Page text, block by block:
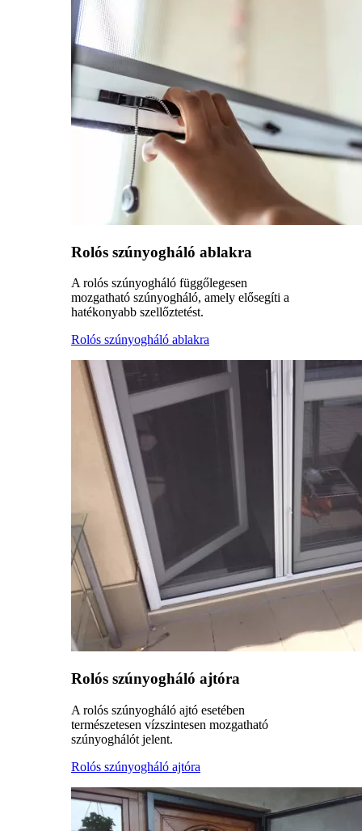
Rolós szúnyogháló ablakra
A rolós szúnyogháló függőlegesen
mozgatható szúnyogháló, amely elősegíti a
hatékonyabb szellőztetést.
Rolós szúnyogháló ablakra
Rolós szúnyogháló ajtóra
A rolós szúnyogháló ajtó esetében
természetesen vízszintesen mozgatható
szúnyoghálót jelent.
Rolós szúnyogháló ajtóra